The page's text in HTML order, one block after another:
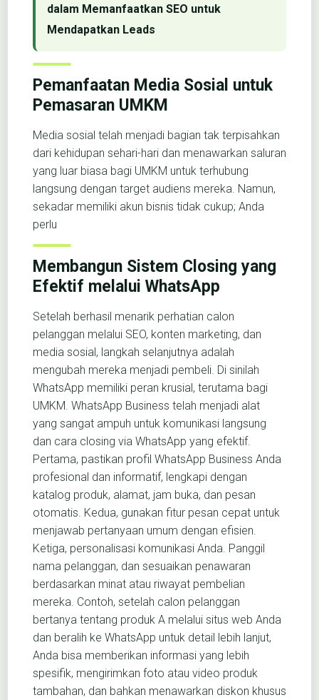
dalam Memanfaatkan SEO untuk
Mendapatkan Leads
Pemanfaatan Media Sosial untuk
Pemasaran UMKM
Media sosial telah menjadi bagian tak terpisahkan
dari kehidupan sehari-hari dan menawarkan saluran
yang luar biasa bagi UMKM untuk terhubung
langsung dengan target audiens mereka. Namun,
sekadar memiliki akun bisnis tidak cukup; Anda
perlu
Membangun Sistem Closing yang
Efektif melalui WhatsApp
Setelah berhasil menarik perhatian calon
pelanggan melalui SEO, konten marketing, dan
media sosial, langkah selanjutnya adalah
mengubah mereka menjadi pembeli. Di sinilah
WhatsApp memiliki peran krusial, terutama bagi
UMKM. WhatsApp Business telah menjadi alat
yang sangat ampuh untuk komunikasi langsung
dan cara closing via WhatsApp yang efektif.
Pertama, pastikan profil WhatsApp Business Anda
profesional dan informatif, lengkapi dengan
katalog produk, alamat, jam buka, dan pesan
otomatis. Kedua, gunakan fitur pesan cepat untuk
menjawab pertanyaan umum dengan efisien.
Ketiga, personalisasi komunikasi Anda. Panggil
nama pelanggan, dan sesuaikan penawaran
berdasarkan minat atau riwayat pembelian
mereka. Contoh, setelah calon pelanggan
bertanya tentang produk A melalui situs web Anda
dan beralih ke WhatsApp untuk detail lebih lanjut,
Anda bisa memberikan informasi yang lebih
spesifik, mengirimkan foto atau video produk
tambahan, dan bahkan menawarkan diskon khusus